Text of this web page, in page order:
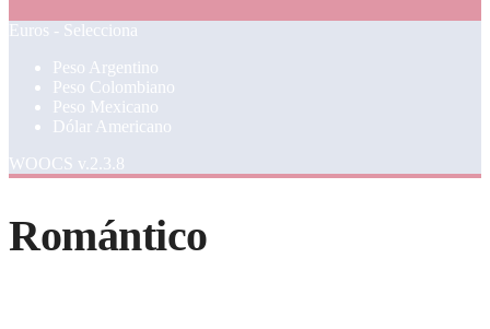
Euros - Selecciona
Peso Argentino
Peso Colombiano
Peso Mexicano
Dólar Americano
WOOCS v.2.3.8
Romántico